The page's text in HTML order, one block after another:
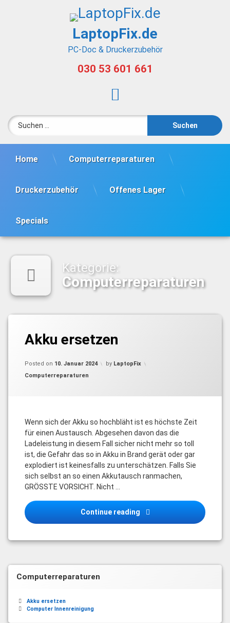
LaptopFix.de
PC-Doc & Druckerzubehör
030 53 601 661
Home Computerreparaturen
Druckerzubehör Offenes Lager
Specials
Kategorie:
Computerreparaturen
Akku ersetzen
Posted on 10. Januar 2024 by LaptopFix
Categories:
Computerreparaturen
Wenn sich der Akku so hochbläht ist es höchste Zeit
für einen Austausch. Abgesehen davon das die
Ladeleistung in diesem Fall sicher nicht mehr so toll
ist, die Gefahr das so in Akku in Brand gerät oder gar
explodiert ist keinesfalls zu unterschätzen. Falls Sie
sich selbst an so einen Akkutausch ranmachen,
GRÖSSTE VORSICHT. Nicht …
Continue reading Akku ersetzen
Computerreparaturen
Akku ersetzen
Computer Innenreinigung